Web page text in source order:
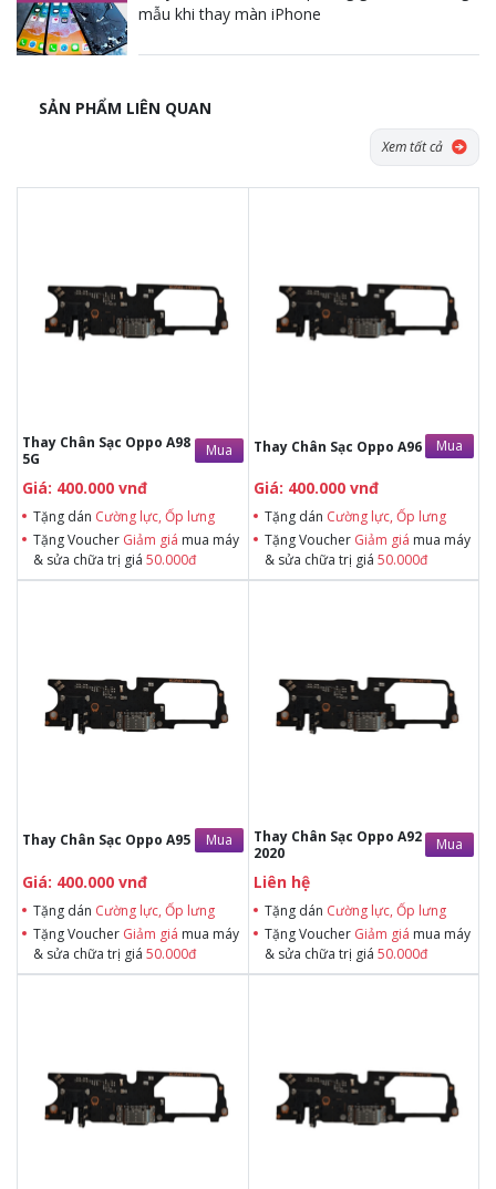
mẫu khi thay màn iPhone
SẢN PHẨM LIÊN QUAN
Xem tất cả
Thay Chân Sạc Oppo A98
5G
Mua
Giá: 400.000 vnđ
Tặng dán Cường lực, Ốp lưng
Tặng Voucher Giảm giá mua máy
& sửa chữa trị giá 50.000đ
Tặng Voucher Giảm giá mua máy
& sửa chữa trị giá 50.000đTặng dán
Cường lực, Ốp lưng khi mua BHV
Tặng Voucher Giảm giá mua máy
Thay Chân Sạc Oppo A96 Mua
Giá: 400.000 vnđ
Tặng dán Cường lực, Ốp lưng
Tặng Voucher Giảm giá mua máy
& sửa chữa trị giá 50.000đ
Tặng Voucher Giảm giá mua máy
& sửa chữa trị giá 50.000đTặng dán
Cường lực, Ốp lưng khi mua BHV
Tặng Voucher Giảm giá mua máy
Thay Chân Sạc Oppo A95 Mua
Giá: 400.000 vnđ
Tặng dán Cường lực, Ốp lưng
Tặng Voucher Giảm giá mua máy
& sửa chữa trị giá 50.000đ
Tặng Voucher Giảm giá mua máy
& sửa chữa trị giá 50.000đTặng dán
Cường lực, Ốp lưng khi mua BHV
Tặng Voucher Giảm giá mua máy
Thay Chân Sạc Oppo A92
2020
Mua
Liên hệ
Tặng dán Cường lực, Ốp lưng
Tặng Voucher Giảm giá mua máy
& sửa chữa trị giá 50.000đ
Tặng Voucher Giảm giá mua máy
& sửa chữa trị giá 50.000đTặng dán
Cường lực, Ốp lưng khi mua BHV
Tặng Voucher Giảm giá mua máy
Tặng Voucher Giảm giá mua máy
& sửa chữa trị giá 50.000đTặng dán
Cường lực, Ốp lưng khi mua BHV
Tặng Voucher Giảm giá mua máy
Tặng Voucher Giảm giá mua máy
& sửa chữa trị giá 50.000đTặng dán
Cường lực, Ốp lưng khi mua BHV
Tặng Voucher Giảm giá mua máy